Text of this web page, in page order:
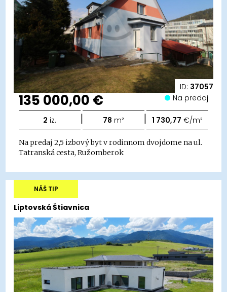
ID: 37057
135 000,00 € Na predaj
2 iz. | 78 m² | 1 730,77 €/m²
Na predaj 2,5 izbový byt v rodinnom dvojdome na ul.
Tatranská cesta, Ružomberok
Liptovská Štiavnica
NÁŠ TIP